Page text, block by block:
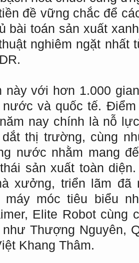
đề vững chắc để
bài toán sản xuất
nghiêm ngặt
này với hơn 1.000
nước và quốc tế.
nay chính là nỗ
thị trường, cùng
nước nhằm mang
sản xuất toàn
xưởng, triển lãm đã
máy móc tiêu biểu
Elite Robot cùng
Thượng Nguyên,
Khang Thâm.